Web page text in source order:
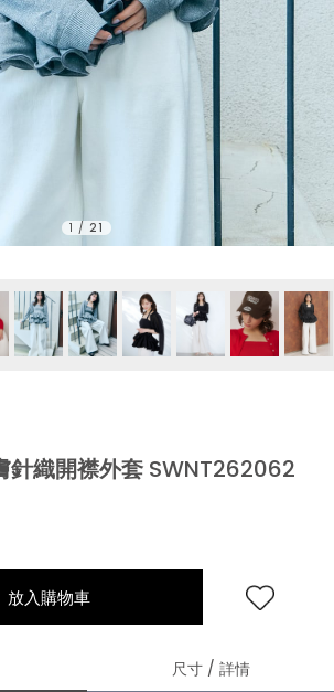
1 / 21
針織開襟外套 SWNT262062
放入購物車
尺寸 / 詳情